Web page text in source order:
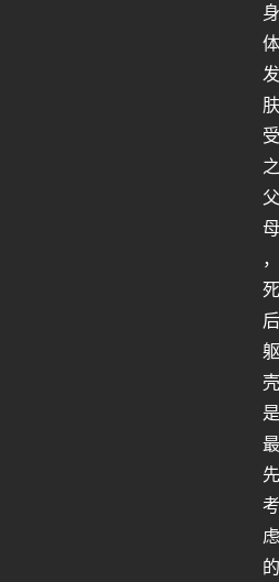
身
体
发
肤
受
之
父
母
，
死
后
躯
壳
是
最
先
考
虑
的